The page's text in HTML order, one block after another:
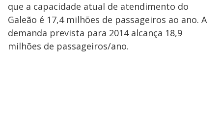
que a capacidade atual de atendimento do
Galeão é 17,4 milhões de passageiros ao ano. A
demanda prevista para 2014 alcança 18,9
milhões de passageiros/ano.